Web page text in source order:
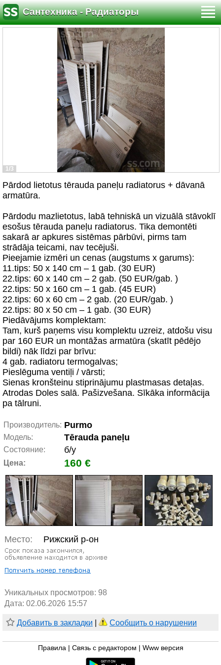
Сантехника - Радиаторы
1/3
Pārdod lietotus tērauda paneļu radiatorus + dāvanā
armatūra.
Pārdodu mazlietotus, labā tehniskā un vizuālā stāvoklī
esošus tērauda paneļu radiatorus. Tika demontēti
sakarā ar apkures sistēmas pārbūvi, pirms tam
strādāja teicami, nav tecējuši.
Pieejamie izmēri un cenas (augstums x garums):
11.tips: 50 x 140 cm – 1 gab. (30 EUR)
22.tips: 60 x 140 cm – 2 gab. (50 EUR/gab. )
22.tips: 50 x 160 cm – 1 gab. (45 EUR)
22.tips: 60 x 60 cm – 2 gab. (20 EUR/gab. )
22.tips: 80 x 50 cm – 1 gab. (30 EUR)
Piedāvājums komplektam:
Tam, kurš paņems visu komplektu uzreiz, atdošu visu
par 160 EUR un montāžas armatūra (skatīt pēdējo
bildi) nāk līdzi par brīvu:
4 gab. radiatoru termogalvas;
Pieslēguma ventiļi / vārsti;
Sienas kronšteinu stiprinājumu plastmasas detaļas.
Atrodas Doles salā. Pašizvešana. Sīkāka informācija
pa tālruni.
Производитель: Purmo
Модель: Tērauda paneļu
Состояние: б/у
Цена: 160 €
Место: Рижский р-он
Уникальных просмотров: 98
Дата: 02.06.2026 15:57
Добавить в закладки Сообщить о нарушении
Правила Связь с редактором Www версия